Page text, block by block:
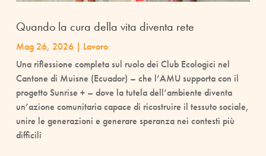
Quando la cura della vita diventa rete
Mag 26, 2026| Lavoro
Una riflessione completa sul ruolo dei Club Ecologici nel
Cantone di Muisne (Ecuador) – che l’AMU supporta con il
progetto Sunrise + – dove la tutela dell’ambiente diventa
un’azione comunitaria capace di ricostruire il tessuto sociale,
unire le generazioni e generare speranza nei contesti più
difficili